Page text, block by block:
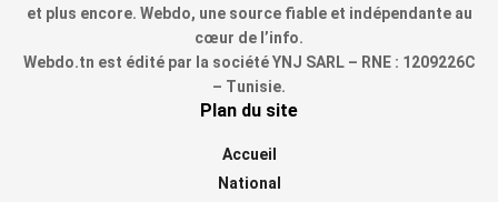
et plus encore. Webdo, une source fiable et indépendante au
cœur de l’info.
Webdo.tn est édité par la société YNJ SARL – RNE : 1209226C
– Tunisie.
Plan du site
Accueil
National